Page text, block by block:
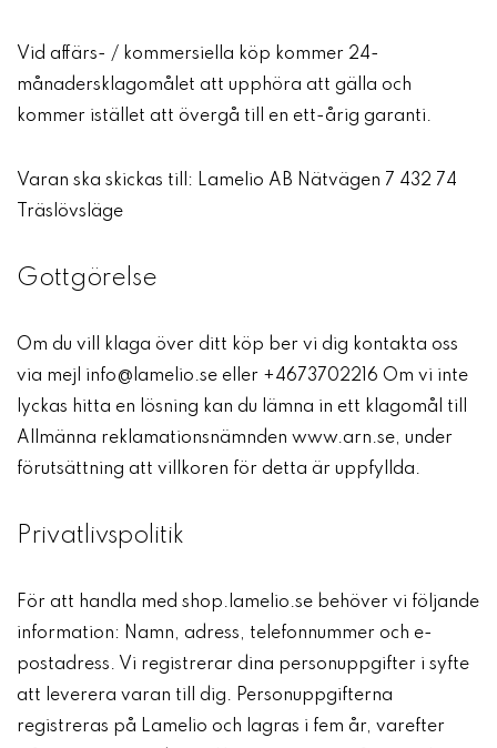
Vid affärs- / kommersiella köp kommer 24-
månadersklagomålet att upphöra att gälla och
kommer istället att övergå till en ett-årig garanti.
Varan ska skickas till: Lamelio AB Nätvägen 7 432 74
Träslövsläge
Gottgörelse
Om du vill klaga över ditt köp ber vi dig kontakta oss
via mejl info@lamelio.se eller +4673702216 Om vi inte
lyckas hitta en lösning kan du lämna in ett klagomål till
Allmänna reklamationsnämnden www.arn.se, under
förutsättning att villkoren för detta är uppfyllda.
Privatlivspolitik
För att handla med shop.lamelio.se behöver vi följande
information: Namn, adress, telefonnummer och e-
postadress. Vi registrerar dina personuppgifter i syfte
att leverera varan till dig. Personuppgifterna
registreras på Lamelio och lagras i fem år, varefter